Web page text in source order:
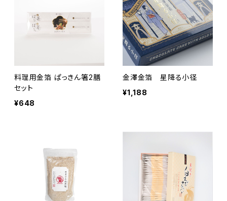
料理用金箔 ぱっきん箸2膳
セット
¥648
金澤金箔 星降る小径
¥1,188